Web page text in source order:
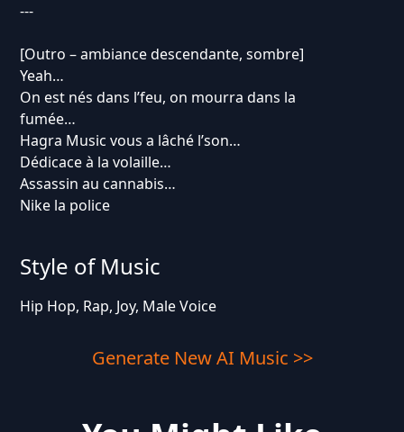
---
[Outro – ambiance descendante, sombre]
Yeah…
On est nés dans l’feu, on mourra dans la
fumée…
Hagra Music vous a lâché l’son…
Dédicace à la volaille…
Assassin au cannabis…
Nike la police
Style of Music
Hip Hop, Rap, Joy, Male Voice
Generate New AI Music >>